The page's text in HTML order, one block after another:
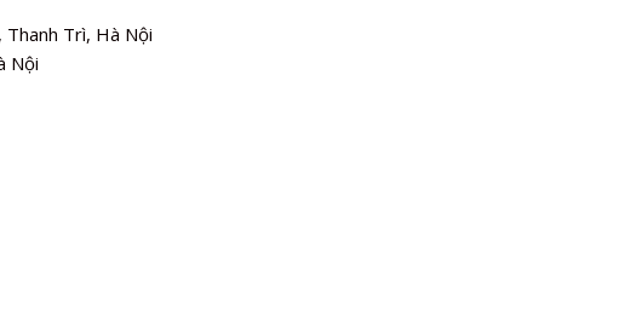
Trì, Hà Nội
Nội